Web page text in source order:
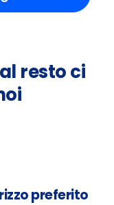
resto ci
preferito